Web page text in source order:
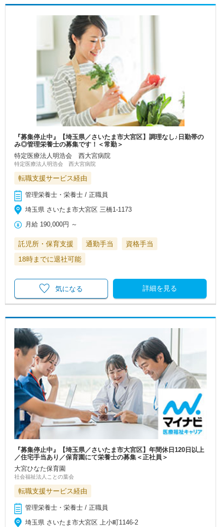
『募集停止中』【埼玉県／さいたま市大宮区】調理なし♪日勤帯の
み◎管理栄養士の募集です！＜常勤＞
特定医療法人明浩会 西大宮病院
特定医療法人明浩会 西大宮病院
転職支援サービス経由
管理栄養士・栄養士 / 正職員
埼玉県 さいたま市大宮区 三橋1-1173
月給 190,000円 ～
託児所・保育支援 通勤手当
資格手当
18時までに退社可能
詳細を見る
気になる
『募集停止中』【埼玉県／さいたま市大宮区】年間休日120日以上
／住宅手当あり／保育園にて栄養士の募集＜正社員＞
大宮ひなた保育園
社会福祉法人ことの葉会
転職支援サービス経由
管理栄養士・栄養士 / 正職員
埼玉県 さいたま市大宮区 上小町1146-2